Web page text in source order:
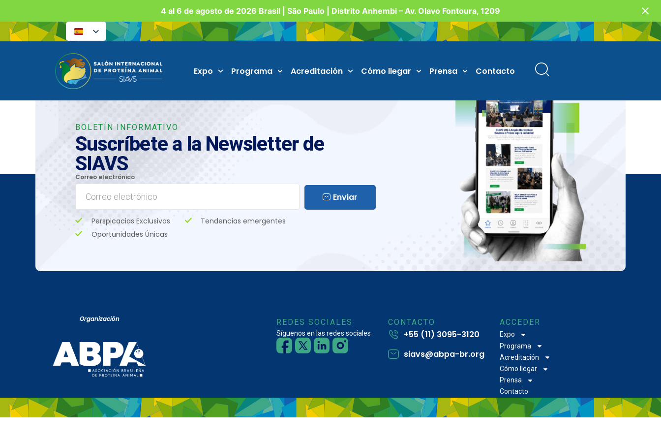
4 al 6 de agosto de 2026 Brasil | São Paulo | Distrito Anhembi – Av. Olavo Fontoura, 1209
Expo Programa Acreditación Cómo llegar Prensa Contacto
BOLETÍN INFORMATIVO
Suscríbete a la Newsletter de
SIAVS
Correo electrónico
Enviar
Perspicacias Exclusivas
Tendencias emergentes
Oportunidades Únicas
Organización REDES SOCIALES
Síguenos en las redes sociales
CONTACTO
+55 (11) 3095-3120
siavs@abpa-br.org
ACCEDER
Expo
Programa
Acreditación
Cómo llegar
Prensa
Contacto